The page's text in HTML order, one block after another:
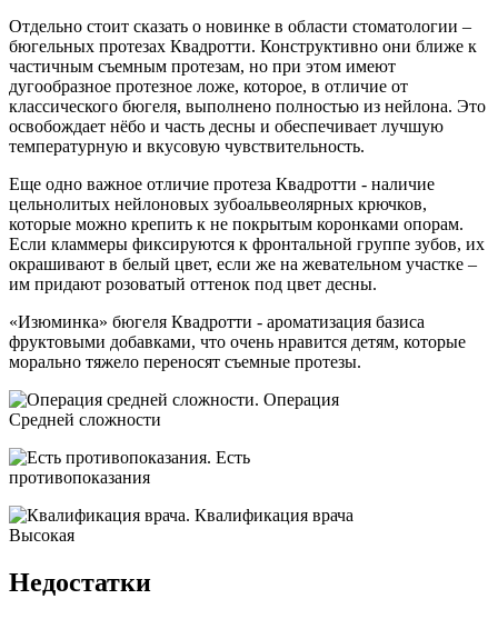
Отдельно стоит сказать о новинке в области стоматологии –
бюгельных протезах Квадротти. Конструктивно они ближе к
частичным съемным протезам, но при этом имеют
дугообразное протезное ложе, которое, в отличие от
классического бюгеля, выполнено полностью из нейлона. Это
освобождает нёбо и часть десны и обеспечивает лучшую
температурную и вкусовую чувствительность.
Еще одно важное отличие протеза Квадротти - наличие
цельнолитых нейлоновых зубоальвеолярных крючков,
которые можно крепить к не покрытым коронками опорам.
Если кламмеры фиксируются к фронтальной группе зубов, их
окрашивают в белый цвет, если же на жевательном участке –
им придают розоватый оттенок под цвет десны.
«Изюминка» бюгеля Квадротти - ароматизация базиса
фруктовыми добавками, что очень нравится детям, которые
морально тяжело переносят съемные протезы.
Операция
Средней сложности
Есть
противопоказания
Квалификация врача
Высокая
Недостатки